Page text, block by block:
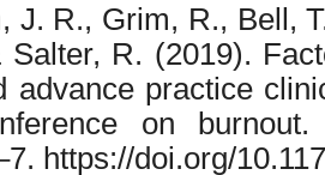
J. R., Grim, R., Bell,
R. (2019).
advance practice
on
https://doi.org/